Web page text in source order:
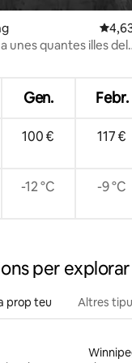
4,63
unes quantes illes del
Gen. Febr.
100 € 117 €
-12 °C -9 °C
per explorar
prop teu Altres